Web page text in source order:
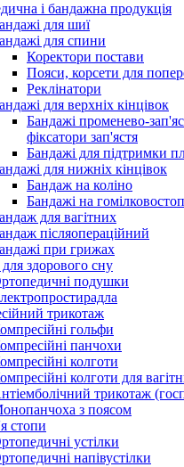
і бандажна продукція
для шиї
для спини
Коректори постави
Пояси, корсети для
Реклінатори
для верхніх кінцівок
Бандажі променево-
фіксатори зап'ястя
Бандажі для підтримки
для нижніх кінцівок
Бандаж на коліно
Бандажі на гомілковостоп
для вагітних
післяопераційний
при грижах
здорового сну
подушки
трикотаж
гольфи
панчохи
колготи
колготи для
трикотаж
з поясом
стопи
устілки
напівустілки